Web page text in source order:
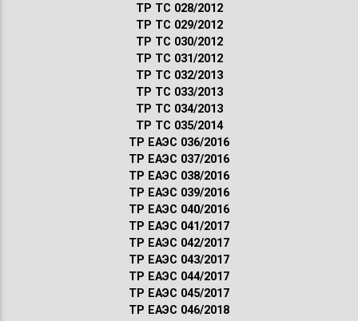
ТР ТС 028/2012
ТР ТС 029/2012
ТР ТС 030/2012
ТР ТС 031/2012
ТР ТС 032/2013
ТР ТС 033/2013
ТР ТС 034/2013
ТР ТС 035/2014
ТР ЕАЭС 036/2016
ТР ЕАЭС 037/2016
ТР ЕАЭС 038/2016
ТР ЕАЭС 039/2016
ТР ЕАЭС 040/2016
ТР ЕАЭС 041/2017
ТР ЕАЭС 042/2017
ТР ЕАЭС 043/2017
ТР ЕАЭС 044/2017
ТР ЕАЭС 045/2017
ТР ЕАЭС 046/2018